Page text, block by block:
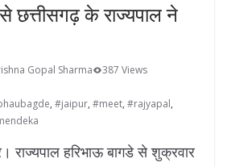
छत्तीसगढ़ के राज्यपाल ने
Gopal Sharma
387 Views
, #jaipur, #meet, #rajyapal,
राज्यपाल हरिभाऊ बागडे से शुक्रवार